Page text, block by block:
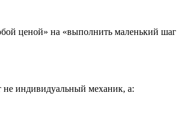
ценой» на «выполнить маленький шаг
не индивидуальный механик, а: